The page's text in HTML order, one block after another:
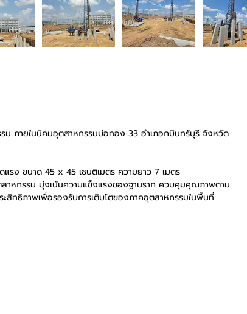
รม ภายในนิคมอุตสาหกรรมบ่อทอง 33 อำเภอกบินทร์บุรี จังหวัด
รง ขนาด 45 x 45 เซนติเมตร ความยาว 7 เมตร
สาหกรรม มุ่งเน้นความแข็งแรงของฐานราก ควบคุมคุณภาพตาม
สิทธิภาพเพื่อรองรับการเติบโตของภาคอุตสาหกรรมในพื้นที่